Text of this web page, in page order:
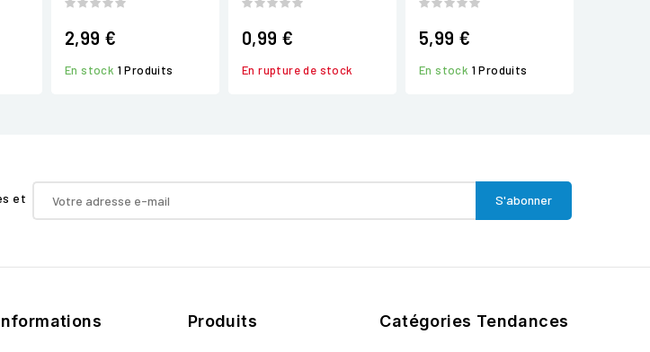
2,99 €
En stock 1 Produits
0,99 €
En rupture de stock
5,99 €
En stock 1 Produits
et
Produits Catégories Tendances